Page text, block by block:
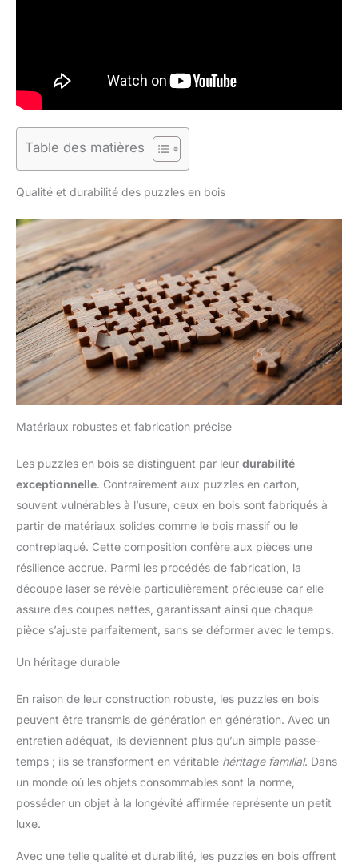
Table des matières
Qualité et durabilité des puzzles en bois
Matériaux robustes et fabrication précise
Les puzzles en bois se distinguent par leur durabilité
exceptionnelle. Contrairement aux puzzles en carton,
souvent vulnérables à l’usure, ceux en bois sont fabriqués à
partir de matériaux solides comme le bois massif ou le
contreplaqué. Cette composition confère aux pièces une
résilience accrue. Parmi les procédés de fabrication, la
découpe laser se révèle particulièrement précieuse car elle
assure des coupes nettes, garantissant ainsi que chaque
pièce s’ajuste parfaitement, sans se déformer avec le temps.
Un héritage durable
En raison de leur construction robuste, les puzzles en bois
peuvent être transmis de génération en génération. Avec un
entretien adéquat, ils deviennent plus qu’un simple passe-
temps ; ils se transforment en véritable héritage familial. Dans
un monde où les objets consommables sont la norme,
posséder un objet à la longévité affirmée représente un petit
luxe.
Avec une telle qualité et durabilité, les puzzles en bois offrent